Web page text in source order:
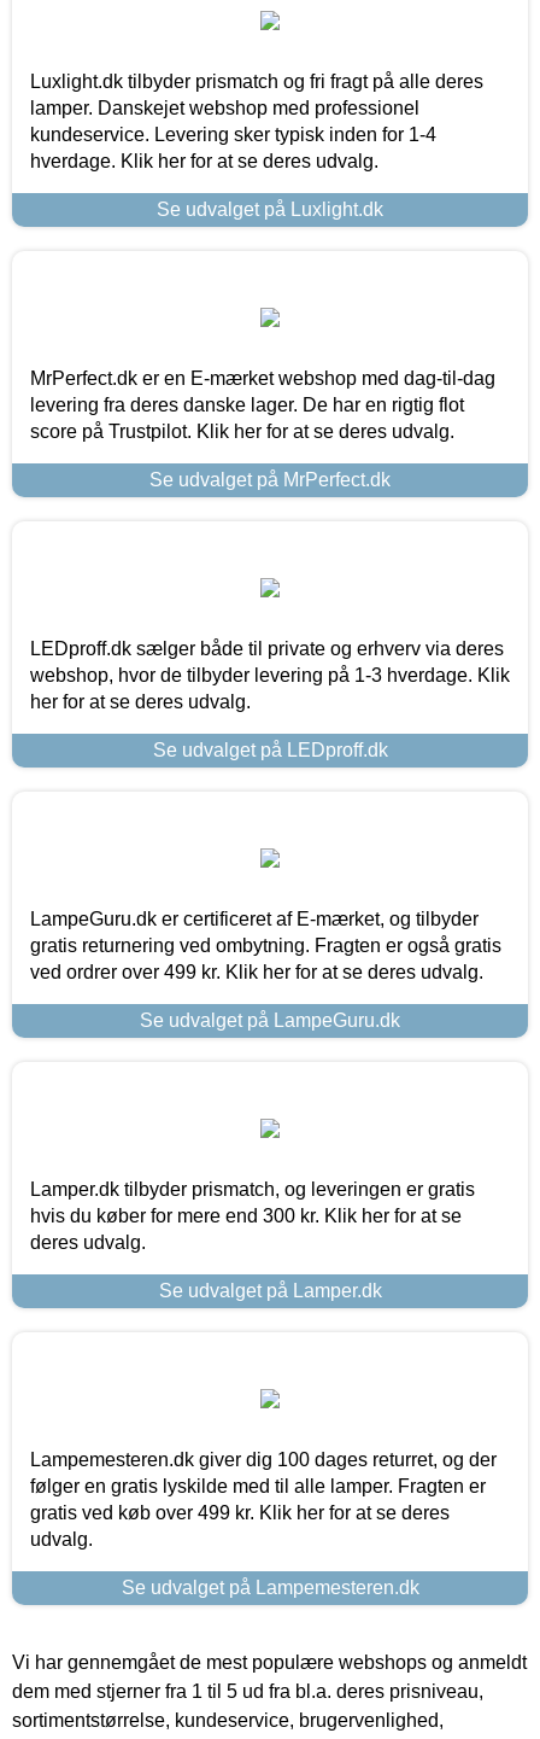
Luxlight.dk tilbyder prismatch og fri fragt på alle deres
lamper. Danskejet webshop med professionel
kundeservice. Levering sker typisk inden for 1-4
hverdage. Klik her for at se deres udvalg.
Se udvalget på Luxlight.dk
MrPerfect.dk er en E-mærket webshop med dag-til-dag
levering fra deres danske lager. De har en rigtig flot
score på Trustpilot. Klik her for at se deres udvalg.
Se udvalget på MrPerfect.dk
LEDproff.dk sælger både til private og erhverv via deres
webshop, hvor de tilbyder levering på 1-3 hverdage. Klik
her for at se deres udvalg.
Se udvalget på LEDproff.dk
LampeGuru.dk er certificeret af E-mærket, og tilbyder
gratis returnering ved ombytning. Fragten er også gratis
ved ordrer over 499 kr. Klik her for at se deres udvalg.
Se udvalget på LampeGuru.dk
Lamper.dk tilbyder prismatch, og leveringen er gratis
hvis du køber for mere end 300 kr. Klik her for at se
deres udvalg.
Se udvalget på Lamper.dk
Lampemesteren.dk giver dig 100 dages returret, og der
følger en gratis lyskilde med til alle lamper. Fragten er
gratis ved køb over 499 kr. Klik her for at se deres
udvalg.
Se udvalget på Lampemesteren.dk
Vi har gennemgået de mest populære webshops og anmeldt
dem med stjerner fra 1 til 5 ud fra bl.a. deres prisniveau,
sortimentstørrelse, kundeservice, brugervenlighed,